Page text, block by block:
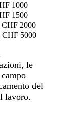
1000
1500
CHF 2000
CHF 5000
le
del
lavoro.